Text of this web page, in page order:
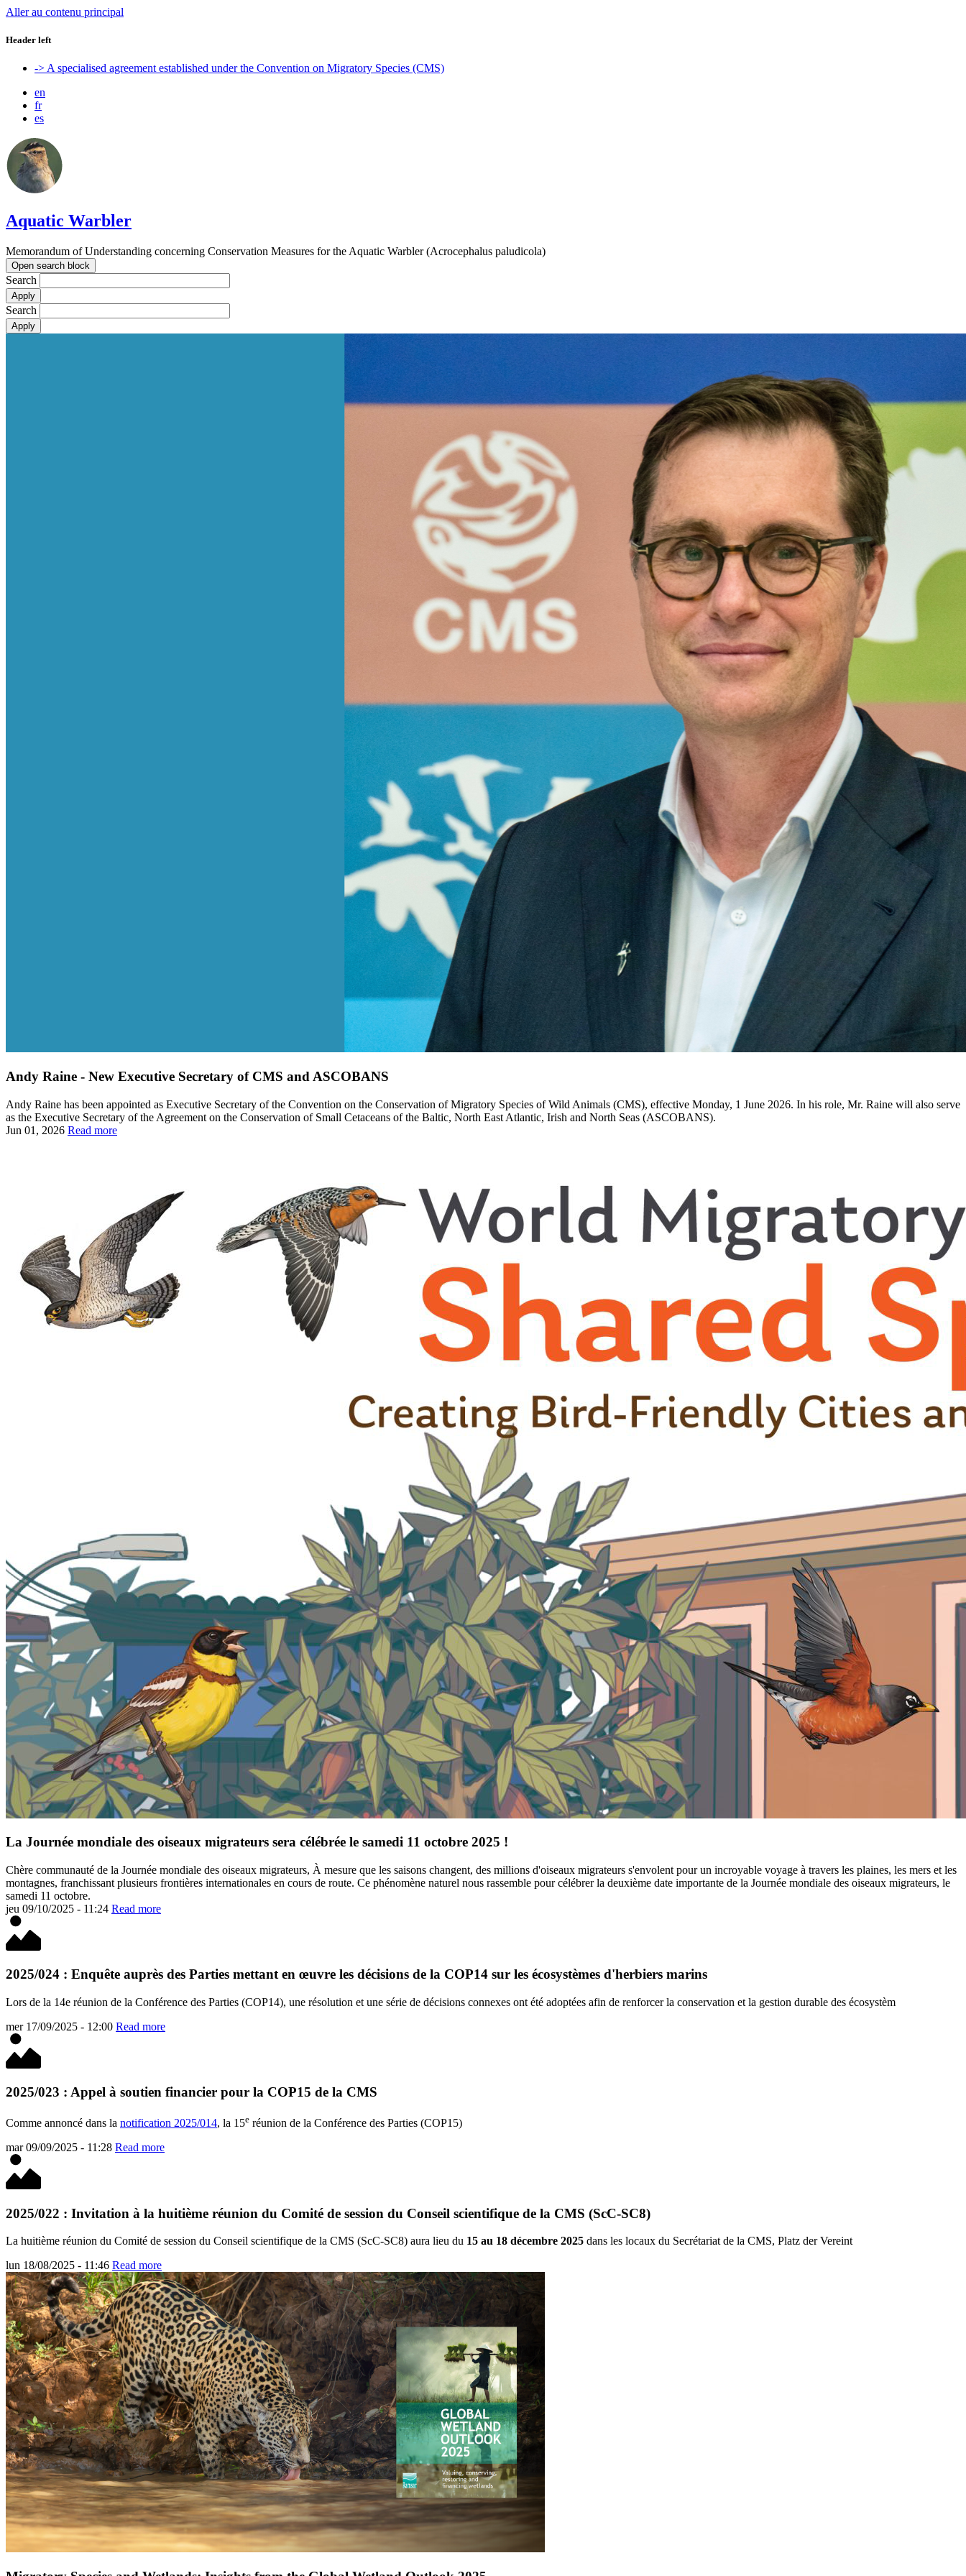
Aller au contenu principal
Header left
-> A specialised agreement established under the Convention on Migratory Species (CMS)
en
fr
es
Aquatic Warbler
Memorandum of Understanding concerning Conservation Measures for the Aquatic Warbler (Acrocephalus paludicola)
Open search block
Search
Search
Andy Raine - New Executive Secretary of CMS and ASCOBANS
Andy Raine has been appointed as Executive Secretary of the Convention on the Conservation of Migratory Species of Wild Animals (CMS), effective Monday, 1 June 2026. In his role, Mr. Raine will also serve
as the Executive Secretary of the Agreement on the Conservation of Small Cetaceans of the Baltic, North East Atlantic, Irish and North Seas (ASCOBANS).
Jun 01, 2026 Read more
La Journée mondiale des oiseaux migrateurs sera célébrée le samedi 11 octobre 2025 !
Chère communauté de la Journée mondiale des oiseaux migrateurs, À mesure que les saisons changent, des millions d'oiseaux migrateurs s'envolent pour un incroyable voyage à travers les plaines, les mers et les
montagnes, franchissant plusieurs frontières internationales en cours de route. Ce phénomène naturel nous rassemble pour célébrer la deuxième date importante de la Journée mondiale des oiseaux migrateurs, le
samedi 11 octobre.
jeu 09/10/2025 - 11:24 Read more
2025/024 : Enquête auprès des Parties mettant en œuvre les décisions de la COP14 sur les écosystèmes d'herbiers marins
Lors de la 14e réunion de la Conférence des Parties (COP14), une résolution et une série de décisions connexes ont été adoptées afin de renforcer la conservation et la gestion durable des écosystèm
mer 17/09/2025 - 12:00 Read more
2025/023 : Appel à soutien financier pour la COP15 de la CMS
Comme annoncé dans la notification 2025/014, la 15e réunion de la Conférence des Parties (COP15)
mar 09/09/2025 - 11:28 Read more
2025/022 : Invitation à la huitième réunion du Comité de session du Conseil scientifique de la CMS (ScC-SC8)
La huitième réunion du Comité de session du Conseil scientifique de la CMS (ScC-SC8) aura lieu du 15 au 18 décembre 2025 dans les locaux du Secrétariat de la CMS, Platz der Vereint
lun 18/08/2025 - 11:46 Read more